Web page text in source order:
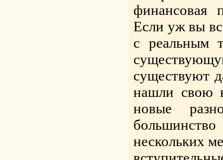
финансовая
Если уж вы
с реальным
существуют
нашли свою
новые
нескольких